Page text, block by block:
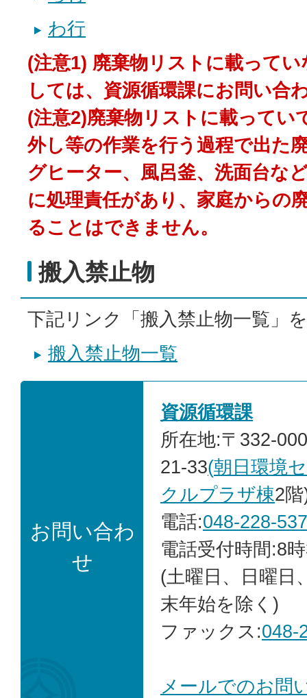
わ行
(注意1) 廃棄物リストに載って
しては、資源循環課にお問い合
(注意2)廃棄物リストに載ってい
外し等の作業を行う過程で出た
グヒーター、風呂釜、洗面台な
に処理責任があり、家庭からの
ることはできません。
搬入禁止物
下記リンク「搬入禁止物一覧」
搬入禁止物一覧
お問い合わ
せ
資源循環課
所在地:〒332-
21-33(朝日環境
クルプラザ棟2
電話:048-228-
電話受付時間:8
(土曜日、日曜日
末年始を除く)
ファックス:048-
メールでのお問